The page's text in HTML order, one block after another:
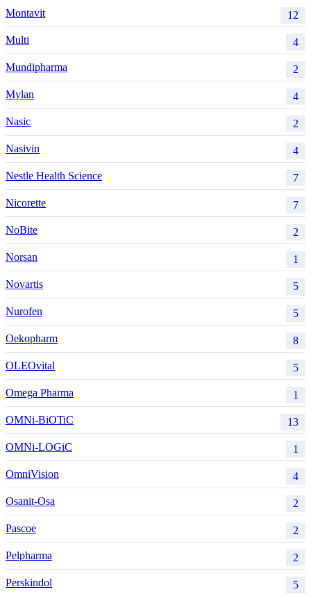
Montavit 12
Multi 4
Mundipharma 2
Mylan 4
Nasic 2
Nasivin 4
Nestle Health Science 7
Nicorette 7
NoBite 2
Norsan 1
Novartis 5
Nurofen 5
Oekopharm 8
OLEOvital 5
Omega Pharma 1
OMNi-BiOTiC 13
OMNi-LOGiC 1
OmniVision 4
Osanit-Osa 2
Pascoe 2
Pelpharma 2
Perskindol 5